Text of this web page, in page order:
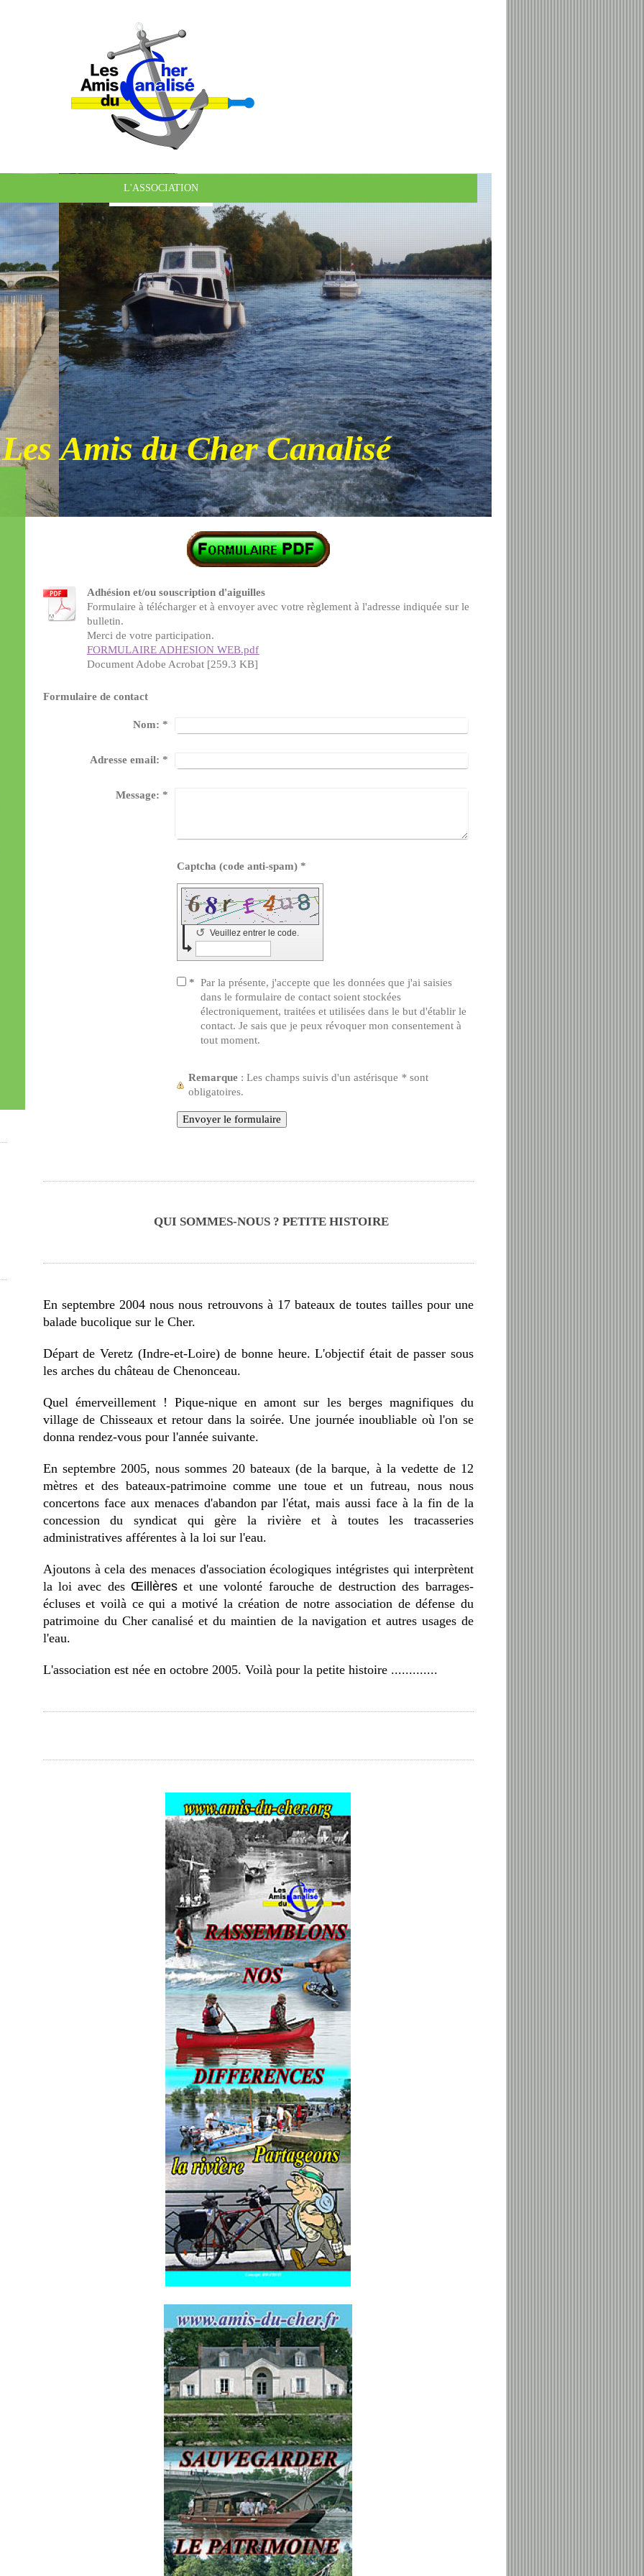
L'ASSOCIATION
Les Amis du Cher Canalisé
Adhésion et/ou souscription d'aiguilles
Formulaire à télécharger et à envoyer avec votre règlement à l'adresse indiquée sur le
bulletin.
Merci de votre participation.
FORMULAIRE ADHESION WEB.pdf
Document Adobe Acrobat [259.3 KB]
Formulaire de contact
Nom: *
Adresse email: *
Message: *
Captcha (code anti-spam) *
Veuillez entrer le code.
↺
* Par la présente, j'accepte que les données que j'ai saisies
dans le formulaire de contact soient stockées
électroniquement, traitées et utilisées dans le but d'établir le
contact. Je sais que je peux révoquer mon consentement à
tout moment.
Remarque : Les champs suivis d'un astérisque *sont
obligatoires.
QUI SOMMES-NOUS ? PETITE HISTOIRE
En septembre 2004 nous nous retrouvons à 17 bateaux de toutes tailles pour une
balade bucolique sur le Cher.
Départ de Veretz (Indre-et-Loire) de bonne heure. L'objectif était de passer sous
les arches du château de Chenonceau.
Quel émerveillement ! Pique-nique en amont sur les berges magnifiques du
village de Chisseaux et retour dans la soirée. Une journée inoubliable où l'on se
donna rendez-vous pour l'année suivante.
En septembre 2005, nous sommes 20 bateaux (de la barque, à la vedette de 12
mètres et des bateaux-patrimoine comme une toue et un futreau, nous nous
concertons face aux menaces d'abandon par l'état, mais aussi face à la fin de la
concession du syndicat qui gère la rivière et à toutes les tracasseries
administratives afférentes à la loi sur l'eau.
Ajoutons à cela des menaces d'association écologiques intégristes qui interprètent
la loi avec des Œillèreset une volonté farouche de destruction des barrages-
écluses et voilà ce qui a motivé la création de notre association de défense du
patrimoine du Cher canalisé et du maintien de la navigation et autres usages de
l'eau.
L'association est née en octobre 2005. Voilà pour la petite histoire .............